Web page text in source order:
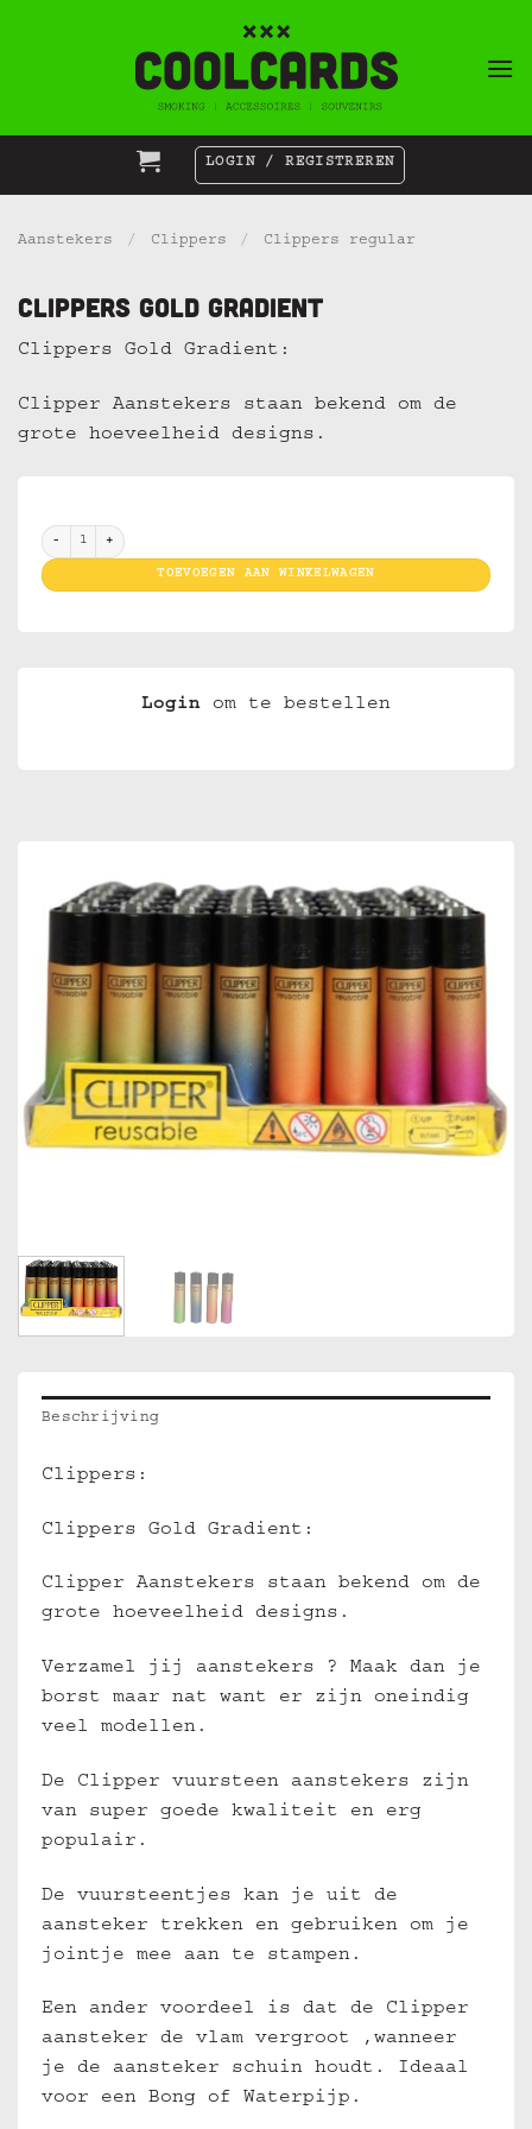
LOGIN / REGISTREREN
Aanstekers / Clippers / Clippers regular
Clippers Gold Gradient
Clippers Gold Gradient:
Clipper Aanstekers staan bekend om de
grote hoeveelheid designs.
Clippers Gold Gradient aantal
TOEVOEGEN AAN WINKELWAGEN
Login om te bestellen
Beschrijving
Clippers:
Clippers Gold Gradient:
Clipper Aanstekers staan bekend om de
grote hoeveelheid designs.
Verzamel jij aanstekers ? Maak dan je
borst maar nat want er zijn oneindig
veel modellen.
De Clipper vuursteen aanstekers zijn
van super goede kwaliteit en erg
populair.
De vuursteentjes kan je uit de
aansteker trekken en gebruiken om je
jointje mee aan te stampen.
Een ander voordeel is dat de Clipper
aansteker de vlam vergroot ,wanneer
je de aansteker schuin houdt. Ideaal
voor een Bong of Waterpijp.